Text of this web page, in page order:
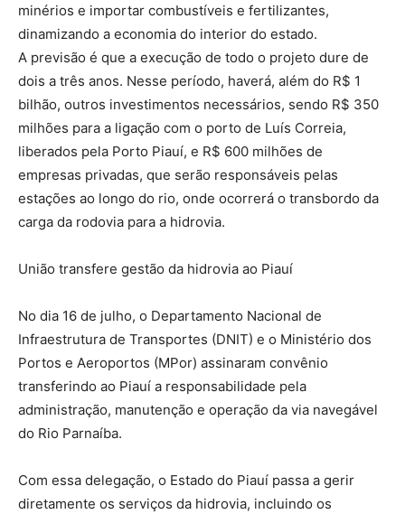
minérios e importar combustíveis e fertilizantes,
dinamizando a economia do interior do estado.
A previsão é que a execução de todo o projeto dure de
dois a três anos. Nesse período, haverá, além do R$ 1
bilhão, outros investimentos necessários, sendo R$ 350
milhões para a ligação com o porto de Luís Correia,
liberados pela Porto Piauí, e R$ 600 milhões de
empresas privadas, que serão responsáveis pelas
estações ao longo do rio, onde ocorrerá o transbordo da
carga da rodovia para a hidrovia.
União transfere gestão da hidrovia ao Piauí
No dia 16 de julho, o Departamento Nacional de
Infraestrutura de Transportes (DNIT) e o Ministério dos
Portos e Aeroportos (MPor) assinaram convênio
transferindo ao Piauí a responsabilidade pela
administração, manutenção e operação da via navegável
do Rio Parnaíba.
Com essa delegação, o Estado do Piauí passa a gerir
diretamente os serviços da hidrovia, incluindo os